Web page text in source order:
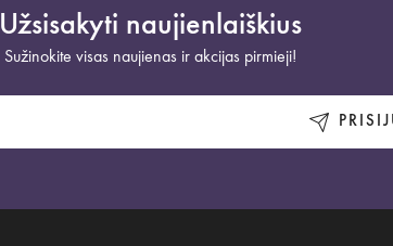
Užsisakyti naujienlaiškius
Sužinokite visas naujienas ir akcijas pirmieji!